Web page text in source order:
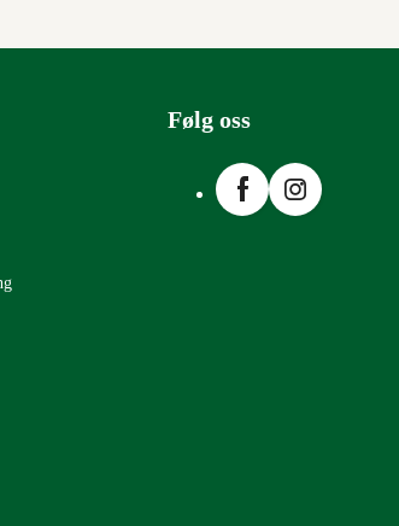
Følg oss
FacebookInstagram